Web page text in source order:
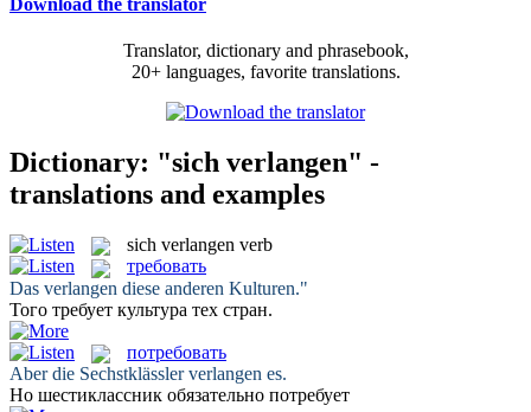
Translator, dictionary and phrasebook,
20+ languages, favorite translations.
Dictionary: "sich verlangen" -
translations and examples
sich verlangen verb
требовать
Das verlangen diese anderen Kulturen."
Того требует культура тех стран.
потребовать
Aber die Sechstklässlerverlangen es.
Но шестиклассник обязательно потребует